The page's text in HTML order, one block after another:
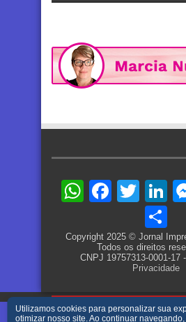
WhatsApp
Copyright 2025 © Jornal
Todos os direitos
CNPJ 19757313-0001-17 -
Privacidade
Utilizamos cookies para personalizar sua
otimizar nosso site. Ao continuar